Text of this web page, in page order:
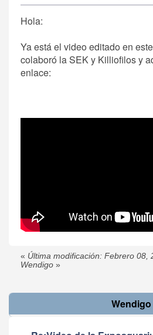
Hola:
Ya está el video editado en
colaboró la SEK y Killiofilos y
enlace:
« Última modificación: Febrero 08,
Wendigo »
Wendigo